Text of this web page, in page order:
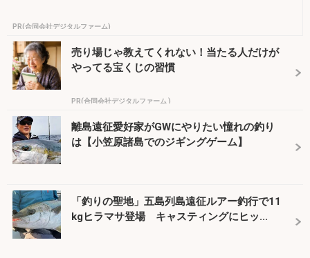
PR(合同会社デジタルファーム)
売り場じゃ教えてくれない！当たる人だけが
やってる宝くじの習慣
PR(合同会社デジタルファーム )
離島遠征愛好家がGWにやりたい憧れの釣り
は【小笠原諸島でのジギングゲーム】
「釣りの聖地」五島列島遠征ルアー釣行で11
kgヒラマサ登場 キャスティングにヒッ...